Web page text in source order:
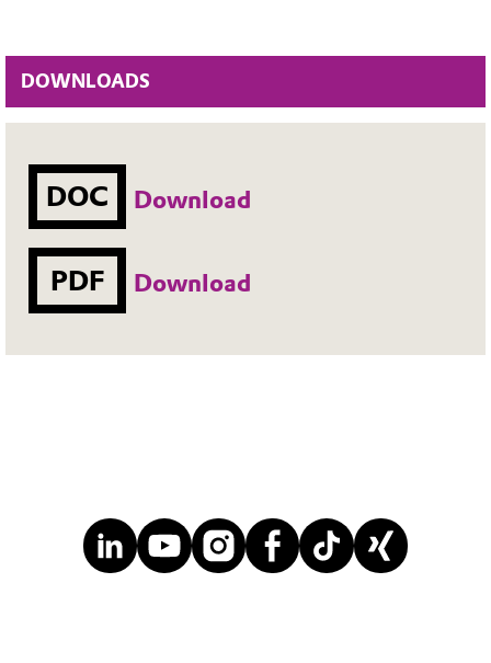
DOWNLOADS
DOC Download
PDF Download